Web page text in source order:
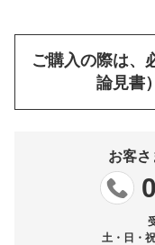
ご購入の際は、
論見書
お客
土・日・